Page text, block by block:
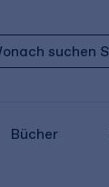
Bücher